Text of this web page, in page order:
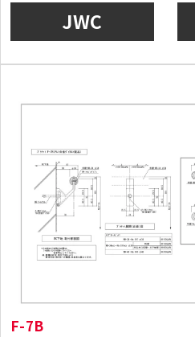
JWC
F-7B